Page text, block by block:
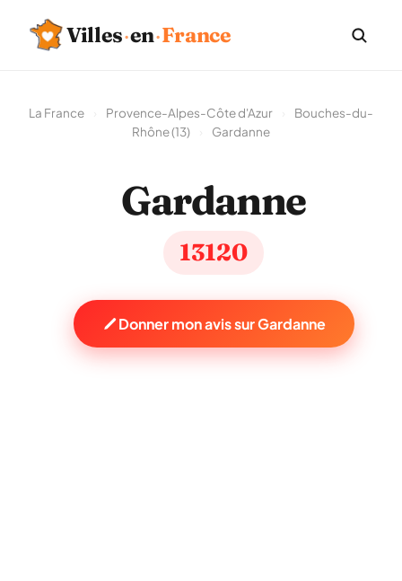
Villes·en·France
La France Provence-Alpes-Côte d'Azur
Bouches-du-
Rhône (13)
Gardanne
Gardanne
13120
Donner mon avis sur Gardanne